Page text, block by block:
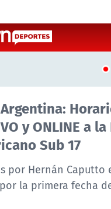
CHILE
VERTICAL
y ONLINE a
Sub 17
por Hernán Caputto
la primera fecha